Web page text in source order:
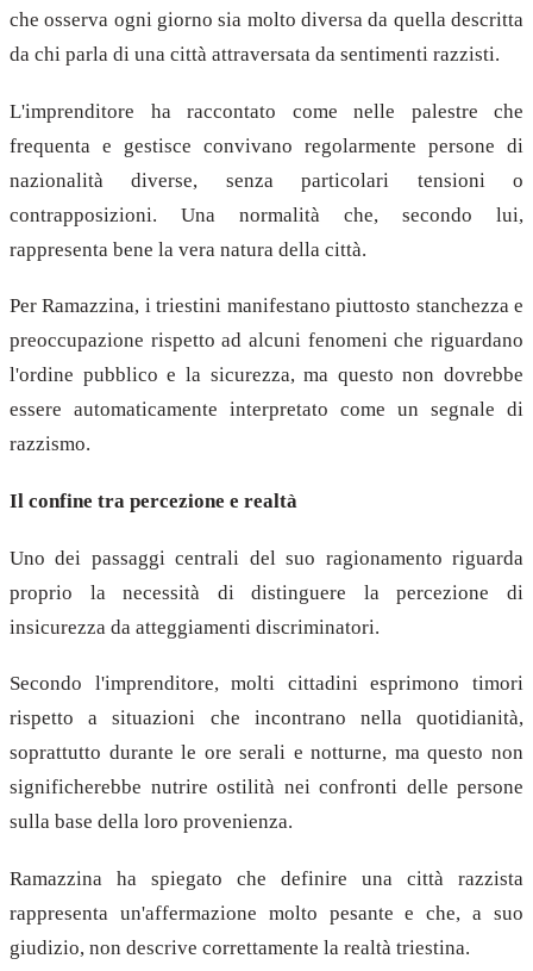
che osserva ogni giorno sia molto diversa da quella descritta
da chi parla di una città attraversata da sentimenti razzisti.
L'imprenditore ha raccontato come nelle palestre che
frequenta e gestisce convivano regolarmente persone di
nazionalità diverse, senza particolari tensioni o
contrapposizioni. Una normalità che, secondo lui,
rappresenta bene la vera natura della città.
Per Ramazzina, i triestini manifestano piuttosto stanchezza e
preoccupazione rispetto ad alcuni fenomeni che riguardano
l'ordine pubblico e la sicurezza, ma questo non dovrebbe
essere automaticamente interpretato come un segnale di
razzismo.
Il confine tra percezione e realtà
Uno dei passaggi centrali del suo ragionamento riguarda
proprio la necessità di distinguere la percezione di
insicurezza da atteggiamenti discriminatori.
Secondo l'imprenditore, molti cittadini esprimono timori
rispetto a situazioni che incontrano nella quotidianità,
soprattutto durante le ore serali e notturne, ma questo non
significherebbe nutrire ostilità nei confronti delle persone
sulla base della loro provenienza.
Ramazzina ha spiegato che definire una città razzista
rappresenta un'affermazione molto pesante e che, a suo
giudizio, non descrive correttamente la realtà triestina.